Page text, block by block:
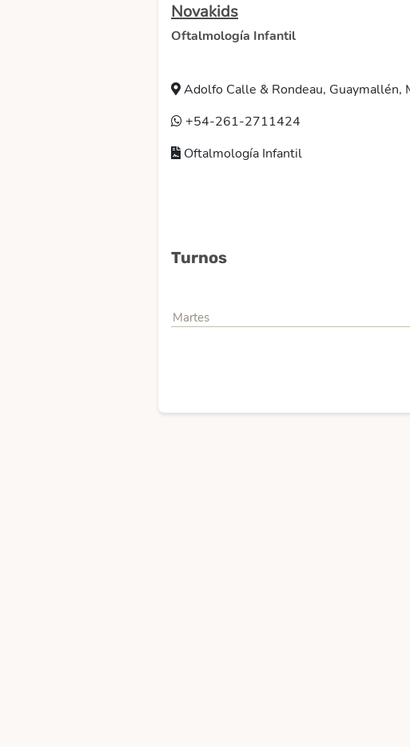
Novakids
Oftalmología Infantil
Adolfo Calle & Rondeau, Guaymallén,
+54-261-2711424
Oftalmología Infantil
Turnos
Martes